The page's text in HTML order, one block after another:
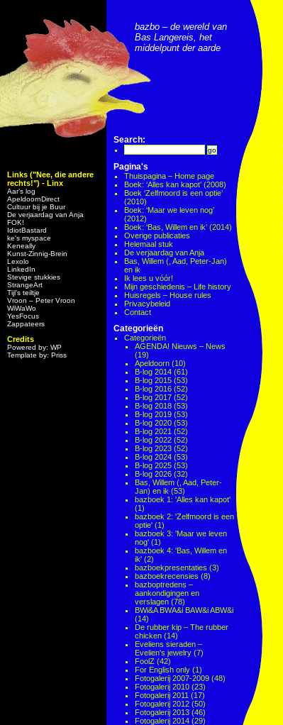
Links ("Nee, die andere
rechts!") - Linx
Aar’s log
ApeldoornDirect
Cultuur bij je Buur
De verjaardag van Anja
FOK!
IdiotBastard
ke's myspace
Keneally
Kunst-Zinnig-Brein
Lexolo
LinkedIn
Stevige stukkies
StrangeArt
Tijl’s teiltje
Vroon – Peter Vroon
WiWaWo
YesFocus
Zappateers
Credits
Powered by: WP
Template by: Priss
bazbo – de wereld van
Bas Langereis, het
middelpunt der aarde
Search:
Pagina's
Thuispagina – Home page
Boek: ‘Alles kan kapot’ (2008)
Boek ‘Zelfmoord is een optie’
(2010)
Boek: ‘Maar we leven nog’
(2012)
Boek: ‘Bas, Willem en ik’ (2014)
Overige publicaties
Helemaal stuk
De verjaardag van Anja
Bas, Willem (, Aad, Peter-Jan)
en ik
Ik lees u vóór!
Mijn geschiedenis – Life history
Huisregels – House rules
Privacybeleid
Contact
Categorieën
Categorieën
AGENDA! Nieuws – News
(19)
Apeldoorn (10)
B-log 2014 (61)
B-log 2015 (53)
B-log 2016 (52)
B-log 2017 (52)
B-log 2018 (53)
B-log 2019 (53)
B-log 2020 (53)
B-log 2021 (52)
B-log 2022 (52)
B-log 2023 (52)
B-log 2024 (53)
B-log 2025 (53)
B-log 2026 (32)
Bas, Willem (, Aad, Peter-
Jan) en ik (53)
bazboek 1: 'Alles kan kapot'
(1)
bazboek 2: 'Zelfmoord is een
optie' (1)
bazboek 3: 'Maar we leven
nog' (1)
bazboek 4: 'Bas, Willem en
ik' (2)
bazboekpresentaties (3)
bazboekrecensies (8)
bazboptredens –
aankondigingen en
verslagen (78)
BWi&A BWA&i BAW&i ABW&i
(14)
De rubber kip – The rubber
chicken (14)
Eveliens sieraden –
Evelien's jewelry (7)
FoolZ (42)
For English only (1)
Fotogalerij 2007-2009 (48)
Fotogalerij 2010 (23)
Fotogalerij 2011 (17)
Fotogalerij 2012 (50)
Fotogalerij 2013 (46)
Fotogalerij 2014 (29)